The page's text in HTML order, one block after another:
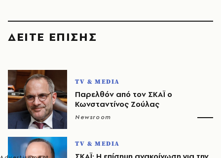
ΔΕΙΤΕ ΕΠΙΣΗΣ
TV & MEDIA
Παρελθόν από τον ΣΚΑΪ ο
Κωνσταντίνος Ζούλας
Newsroom
TV & MEDIA